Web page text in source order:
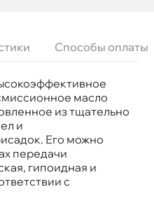
Способы оплаты
масло
из тщательно
и
Его можно
передачи
гипоидная и
с
2105C